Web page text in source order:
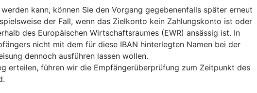
kann, können Sie den Vorgang gegebenenfalls später erneut
der Fall, wenn das Zielkonto kein Zahlungskonto ist oder
des Europäischen Wirtschaftsraumes (EWR) ansässig ist. In
nicht mit dem für diese IBAN hinterlegten Namen bei der
dennoch ausführen lassen wollen.
erteilen, führen wir die Empfängerüberprüfung zum Zeitpunkt des